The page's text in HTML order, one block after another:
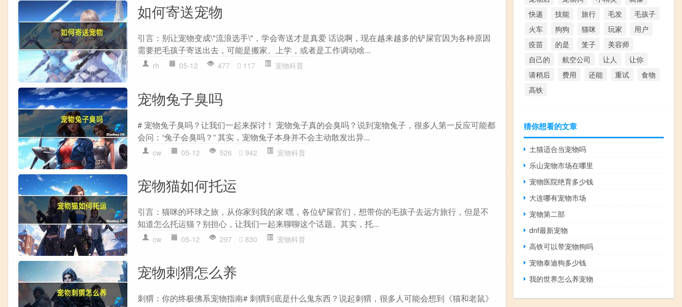
如何寄送宠物
引言：别让宠物变成\"流浪选手\"，学会寄送才是真爱 话说啊，现在越来越多的铲屎官因为各种原因
需要把毛孩子寄送出去，可能是搬家、上学，或者是工作调动啥...
rh 05-12 477 117 宠物科普
宠物兔子臭吗
# 宠物兔子臭吗？让我们一起来探讨！ 宠物兔子真的会臭吗？说到宠物兔子，很多人第一反应可能都
会问：“兔子会臭吗？” 其实，宠物兔子本身并不会主动散发出异...
cw 05-12 526 942 宠物科普
宠物猫如何托运
引言：猫咪的环球之旅，从你家到我的家 嘿，各位铲屎官们，想带你的毛孩子去远方旅行，但是不
知道怎么托运猫？别担心，让我们一起来聊聊这个话题。其实，托...
cw 05-12 297 830 宠物科普
宠物刺猬怎么养
刺猬：你的终极佛系宠物指南# 刺猬到底是什么鬼东西？说起刺猬，很多人可能会想到《猫和老鼠》
快递
技能 旅行 毛发
毛孩子
火车
狗狗 猫咪 玩家
用户
疫苗
的是 笼子
美容师
自己的
航空公司 让人
让你
请稍后
费用 还能 重试
食物
高铁
猜你想看的文章
土猫适合当宠物吗
乐山宠物市场在哪里
宠物医院绝育多少钱
大连哪有宠物市场
宠物第二部
dnf最新宠物
高铁可以带宠物狗吗
宠物泰迪狗多少钱
我的世界怎么养宠物